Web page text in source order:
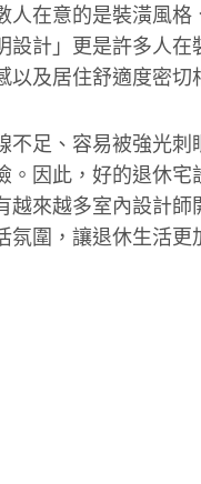
在意的是裝潢風
計」更是許多人
及居住舒適度密切
足、容易被強光
因此，好的退休
來越多室內設計
圍，讓退休生活更